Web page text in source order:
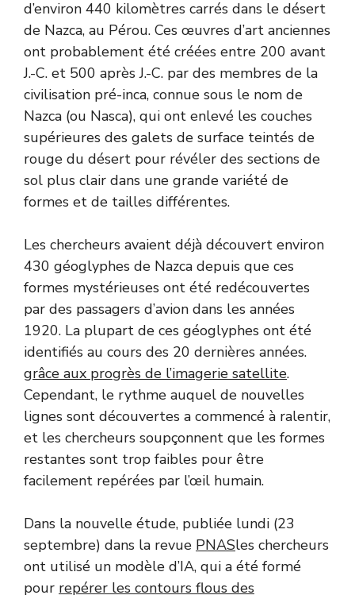
d’environ 440 kilomètres carrés dans le désert
de Nazca, au Pérou. Ces œuvres d’art anciennes
ont probablement été créées entre 200 avant
J.-C. et 500 après J.-C. par des membres de la
civilisation pré-inca, connue sous le nom de
Nazca (ou Nasca), qui ont enlevé les couches
supérieures des galets de surface teintés de
rouge du désert pour révéler des sections de
sol plus clair dans une grande variété de
formes et de tailles différentes.
Les chercheurs avaient déjà découvert environ
430 géoglyphes de Nazca depuis que ces
formes mystérieuses ont été redécouvertes
par des passagers d’avion dans les années
1920. La plupart de ces géoglyphes ont été
identifiés au cours des 20 dernières années.
grâce aux progrès de l’imagerie satellite.
Cependant, le rythme auquel de nouvelles
lignes sont découvertes a commencé à ralentir,
et les chercheurs soupçonnent que les formes
restantes sont trop faibles pour être
facilement repérées par l’œil humain.
Dans la nouvelle étude, publiée lundi (23
septembre) dans la revue PNASles chercheurs
ont utilisé un modèle d’IA, qui a été formé
pour repérer les contours flous des